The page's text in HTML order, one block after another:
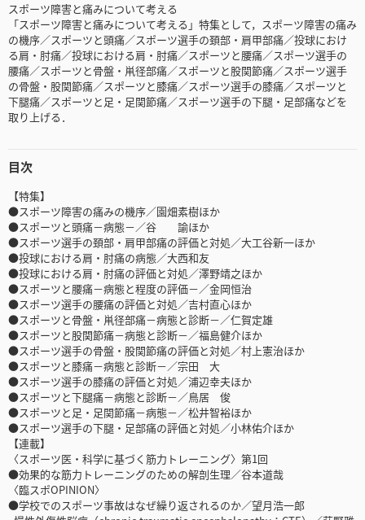
スポーツ障害と痛みについて考える
「スポーツ障害と痛みについて考える」特集として，スポーツ障害の痛み
の機序／スポーツと頭痛／スポーツ選手の頚部・肩甲部痛／投球におけ
る肩・肘痛／投球における肩・肘痛／スポーツと腰痛／スポーツ選手の
腰痛／スポーツと骨盤・鼡径部痛／スポーツと股関節痛／スポーツ選手
の骨盤・股関節痛／スポーツと膝痛／スポーツ選手の膝痛／スポーツと
下腿痛／スポーツと足・足関節痛／スポーツ選手の下腿・足部痛などを
取り上げる．
目次
【特集】
●スポーツ障害の痛みの機序／園畑素樹ほか
●スポーツと頭痛－病態－／谷 諭ほか
●スポーツ選手の頚部・肩甲部痛の評価と対処／大工谷新一ほか
●投球における肩・肘痛の病態／大西和友
●投球における肩・肘痛の評価と対処／澤野靖之ほか
●スポーツと腰痛－病態と程度の評価－／金岡恒治
●スポーツ選手の腰痛の評価と対処／吉村直心ほか
●スポーツと骨盤・鼡径部痛－病態と診断－／仁賀定雄
●スポーツと股関節痛－病態と診断－／福島健介ほか
●スポーツ選手の骨盤・股関節痛の評価と対処／村上憲治ほか
●スポーツと膝痛－病態と診断－／宗田 大
●スポーツ選手の膝痛の評価と対処／浦辺幸夫ほか
●スポーツと下腿痛－病態と診断－／鳥居 俊
●スポーツと足・足関節痛－病態－／松井智裕ほか
●スポーツ選手の下腿・足部痛の評価と対処／小林佑介ほか
【連載】
〈スポーツ医・科学に基づく筋力トレーニング〉第1回
●効果的な筋力トレーニングのための解剖生理／谷本道哉
〈臨スポOPINION〉
●学校でのスポーツ事故はなぜ繰り返されるのか／望月浩一郎